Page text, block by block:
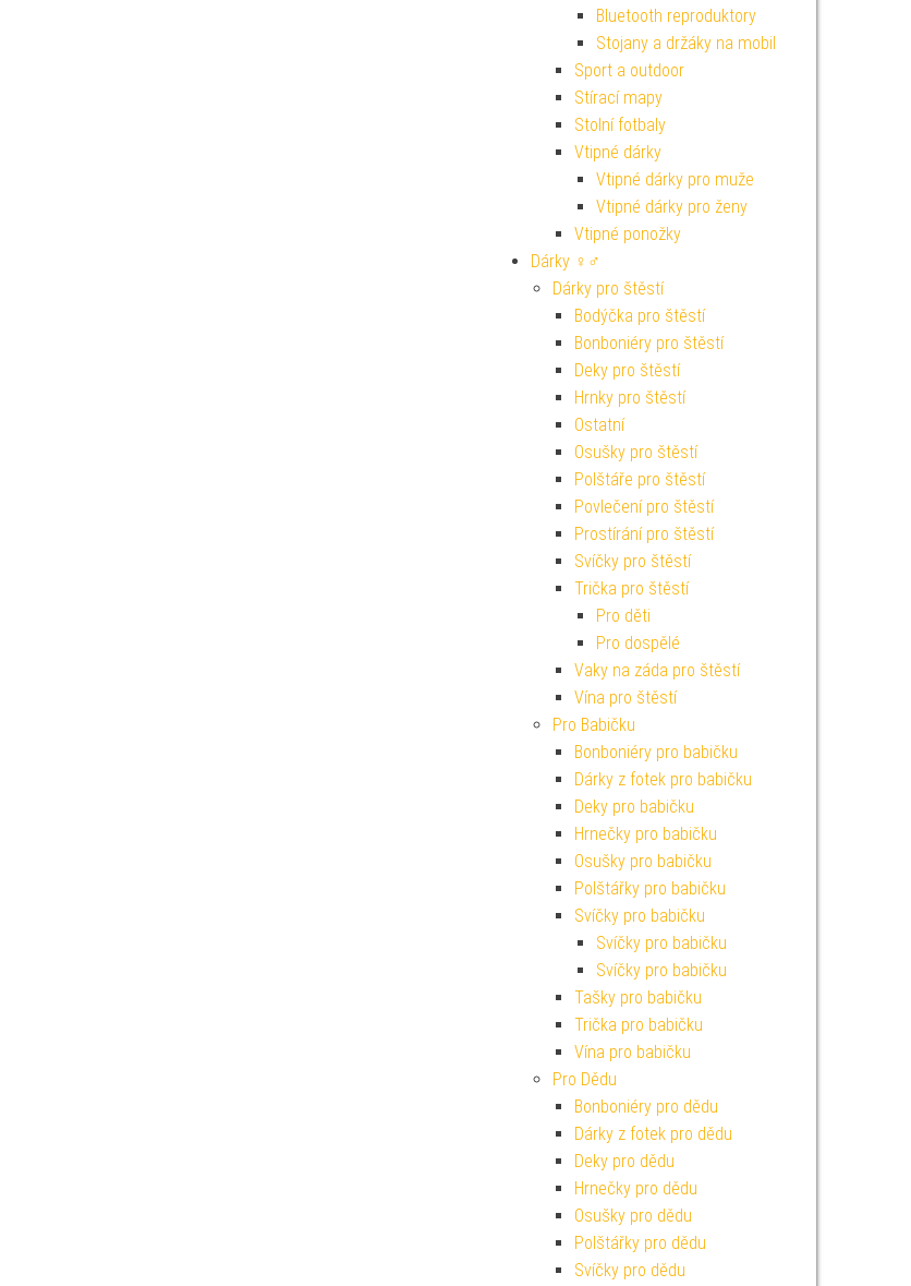
Bluetooth reproduktory
Stojany a držáky na mobil
Sport a outdoor
Stírací mapy
Stolní fotbaly
Vtipné dárky
Vtipné dárky pro muže
Vtipné dárky pro ženy
Vtipné ponožky
Dárky ♀♂
Dárky pro štěstí
Bodýčka pro štěstí
Bonboniéry pro štěstí
Deky pro štěstí
Hrnky pro štěstí
Ostatní
Osušky pro štěstí
Polštáře pro štěstí
Povlečení pro štěstí
Prostírání pro štěstí
Svíčky pro štěstí
Trička pro štěstí
Pro děti
Pro dospělé
Vaky na záda pro štěstí
Vína pro štěstí
Pro Babičku
Bonboniéry pro babičku
Dárky z fotek pro babičku
Deky pro babičku
Hrnečky pro babičku
Osušky pro babičku
Polštářky pro babičku
Svíčky pro babičku
Svíčky pro babičku
Svíčky pro babičku
Tašky pro babičku
Trička pro babičku
Vína pro babičku
Pro Dědu
Bonboniéry pro dědu
Dárky z fotek pro dědu
Deky pro dědu
Hrnečky pro dědu
Osušky pro dědu
Polštářky pro dědu
Svíčky pro dědu